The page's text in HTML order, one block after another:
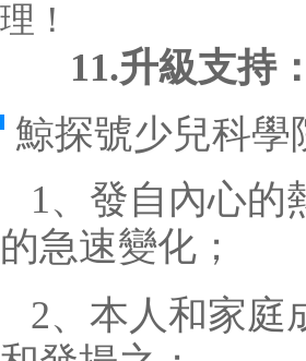
理！
11.升級支持：
鯨探號少兒科學
1、發自內心的
的急速變化；
2、本人和家庭